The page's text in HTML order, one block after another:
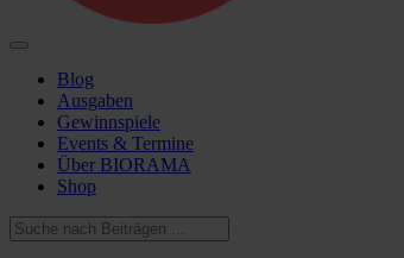
Blog
Ausgaben
Gewinnspiele
Events & Termine
Über BIORAMA
Shop